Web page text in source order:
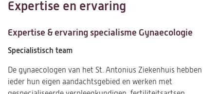
Expertise en ervaring
Expertise & ervaring specialisme Gynaecologie
Specialistisch team
De gynaecologen van het St. Antonius Ziekenhuis hebben
ieder hun eigen aandachtsgebied en werken met